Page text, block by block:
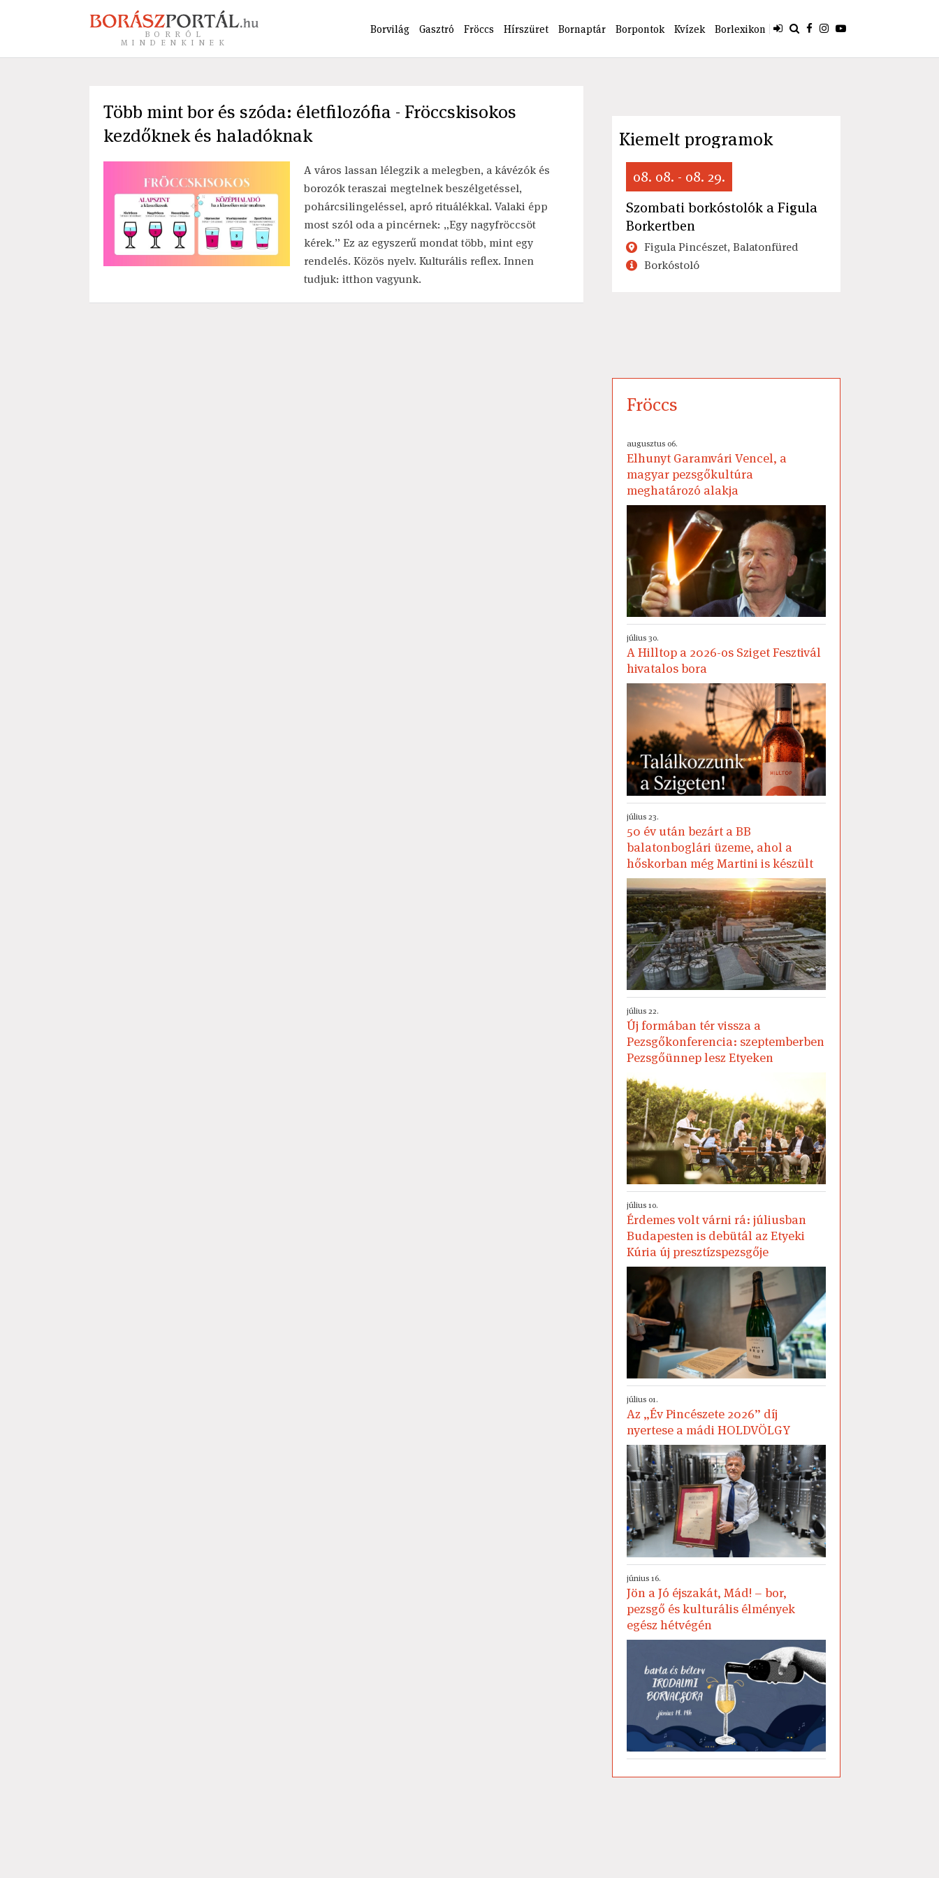
BORRÓL
MINDENKINEK
Borvilág Gasztró Fröccs Hírszüret Bornaptár Borpontok Kvízek Borlexikon
Több mint bor és szóda: életfilozófia - Fröccskisokos
kezdőknek és haladóknak
A város lassan lélegzik a melegben, a kávézók és
borozók teraszai megtelnek beszélgetéssel,
pohárcsilingeléssel, apró rituálékkal. Valaki épp
most szól oda a pincérnek: „Egy nagyfröccsöt
kérek.” Ez az egyszerű mondat több, mint egy
rendelés. Közös nyelv. Kulturális reflex. Innen
tudjuk: itthon vagyunk.
Kiemelt programok
08. 08. - 08. 29.
Szombati borkóstolók a Figula
Borkertben
Figula Pincészet, Balatonfüred
Borkóstoló
Fröccs
augusztus 06.
Elhunyt Garamvári Vencel, a
magyar pezsgőkultúra
meghatározó alakja
július 30.
A Hilltop a 2026-os Sziget Fesztivál
hivatalos bora
július 23.
50 év után bezárt a BB
balatonboglári üzeme, ahol a
hőskorban még Martini is készült
július 22.
Új formában tér vissza a
Pezsgőkonferencia: szeptemberben
Pezsgőünnep lesz Etyeken
július 10.
Érdemes volt várni rá: júliusban
Budapesten is debütál az Etyeki
Kúria új presztízspezsgője
július 01.
Az „Év Pincészete 2026” díj
nyertese a mádi HOLDVÖLGY
június 16.
Jön a Jó éjszakát, Mád! – bor,
pezsgő és kulturális élmények
egész hétvégén